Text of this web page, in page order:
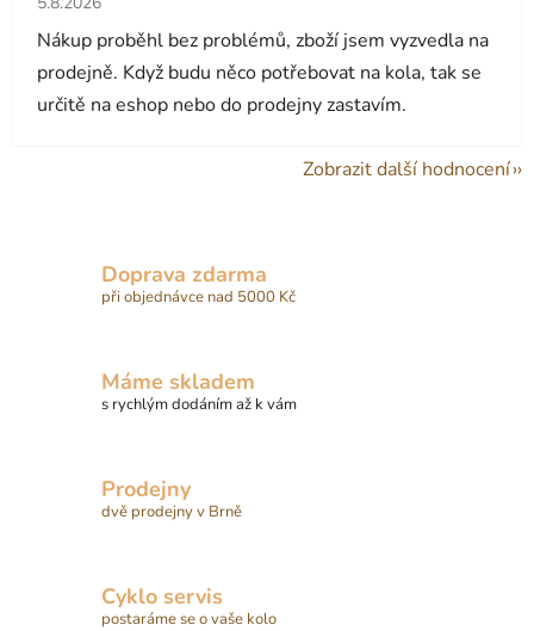
Nákup proběhl bez problémů, zboží jsem vyzvedla na
prodejně. Když budu něco potřebovat na kola, tak se
určitě na eshop nebo do prodejny zastavím.
Zobrazit další hodnocení
Doprava zdarma
při objednávce nad 5000 Kč
Máme skladem
s rychlým dodáním až k vám
Prodejny
dvě prodejny v Brně
Cyklo servis
postaráme se o vaše kolo